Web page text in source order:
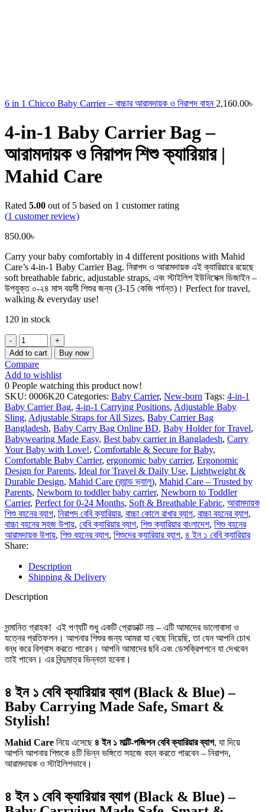
6 in 1 Chicco Baby Carrier – বাচ্চার আরামদায়ক ও নিরাপদ বাহন 2,160.00৳
4-in-1 Baby Carrier Bag –
আরামদায়ক ও নিরাপদ শিশু ক্যারিয়ার |
Mahid Care
Rated 5.00 out of 5 based on 1 customer rating
(1 customer review)
850.00৳
Carry your baby comfortably in 4 different positions with Mahid
Care’s 4-in-1 Baby Carrier Bag. নিরাপদ ও আরামদায়ক এই ক্যারিয়ারে রয়েছে
soft breathable fabric, adjustable straps, এবং স্টাইলিশ ইউনিসেক্স ডিজাইন –
উপযুক্ত ০-২৪ মাস বয়সী শিশুর জন্য (3-15 কেজি পর্যন্ত)। Perfect for travel,
walking & everyday use!
120 in stock
Add to cart Buy now
Compare
Add to wishlist
0 People watching this product now!
SKU: 0006K20 Categories: Baby Carrier, New-born Tags: 4-in-1
Baby Carrier Bag, 4-in-1 Carrying Positions, Adjustable Baby
Sling, Adjustable Straps for All Sizes, Baby Carrier Bag
Bangladesh, Baby Carry Bag Online BD, Baby Holder for Travel,
Babywearing Made Easy, Best baby carrier in Bangladesh, Carry
Your Baby with Love!, Comfortable & Secure for Baby,
Comfortable Baby Carrier, ergonomic baby carrier, Ergonomic
Design for Parents, Ideal for Travel & Daily Use, Lightweight &
Durable Design, Mahid Care (ব্র্যান্ড ভ্যালু), Mahid Care – Trusted by
Parents, Newborn to toddler baby carrier, Newborn to Toddler
Carrier, Perfect for 0-24 Months, Soft & Breathable Fabric, আরামদায়ক
শিশু বহনের ব্যাগ, নিরাপদ বেবি ক্যারিয়ার, বাচ্চা কোলে রাখার ব্যাগ, বাচ্চা বহনের ব্যাগ,
বাচ্চা বহনের সহজ উপায়, বেবি ক্যারিয়ার ব্যাগ, শিশু ক্যারিয়ার বাংলাদেশ, শিশু বহনের
আরামদায়ক উপায়, শিশু বহনের ব্যাগ, শিশুদের ক্যারিয়ার ব্যাগ, ৪ ইন ১ বেবি ক্যারিয়ার
Share:
Description
Shipping & Delivery
Description
সন্মানিত গ্রাহক! এই পণ্যটি শুধু একটি প্রোডাক্ট নয় – এটি আমাদের ভালোবাসা ও
যত্নের প্রতিফলন। আপনার শিশুর জন্য আমরা যা বেছে নিয়েছি, তা যেন আপনি চোখ
বন্ধ করে বিশ্বাস করতে পারেন। আপনি আমাদের ছবি এবং ডেসক্রিপশনে যা দেখবেন
তাই পাবেন। এর বিন্দুমাত্র ভিন্নতা হবেনা।
৪ ইন ১ বেবি ক্যারিয়ার ব্যাগ (Black & Blue) –
Baby Carrying Made Safe, Smart &
Stylish!
Mahid Care নিয়ে এসেছে ৪ ইন ১ মাল্টি-পজিশন বেবি ক্যারিয়ার ব্যাগ, যা দিয়ে
আপনি আপনার শিশুকে ৪টি ভিন্ন ভঙ্গিতে সহজে বহন করতে পারবেন – নিরাপদ,
আরামদায়ক ও স্টাইলিশভাবে।
৪ ইন ১ বেবি ক্যারিয়ার ব্যাগ (Black & Blue) –